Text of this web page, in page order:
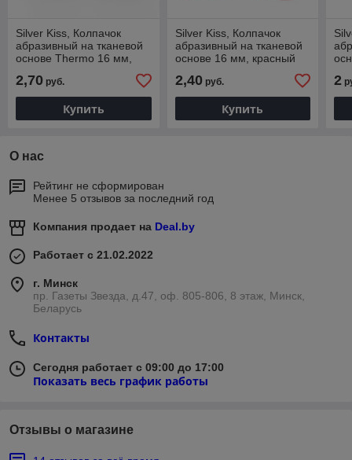
Silver Kiss, Колпачок
абразивный на тканевой
основе Thermo 16 мм,
2,70 руб.
Купить
Silver Kiss, Колпачок
абразивный на тканевой
основе 16 мм, красный
2,40руб.
Купить
2
О нас
Рейтинг не сформирован
Менее 5 отзывов за последний год
Компания продает на Deal.by
Работает с 21.02.2022
г. Минск
пр. Газеты Звезда, д.47, оф. 805-806, 8 этаж, Минск,
Беларусь
Контакты
Сегодня работает с 09:00 до 17:00
Показать весь график работы
Отзывы о магазине